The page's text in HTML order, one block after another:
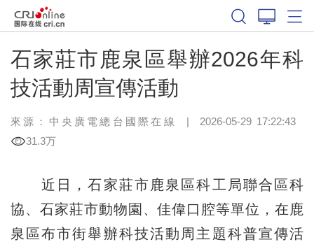
石家莊市鹿泉區舉辦2026年科
技活動周宣傳活動
來源：中央廣電總台國際在線 | 2026-05-29 17:22:43
31.3万
近日，石家莊市鹿泉區科工局聯合區科
協、石家莊市動物園、佳偉口腔等單位，在鹿
泉區布市街舉辦科技活動周主題科普宣傳活